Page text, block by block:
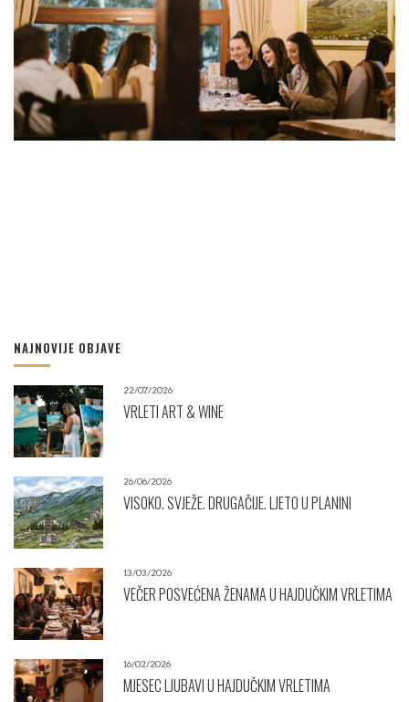
NAJNOVIJE OBJAVE
22/07/2026
VRLETI ART & WINE
26/06/2026
VISOKO. SVJEŽE. DRUGAČIJE. LJETO U PLANINI
13/03/2026
VEČER POSVEĆENA ŽENAMA U HAJDUČKIM VRLETIMA
16/02/2026
MJESEC LJUBAVI U HAJDUČKIM VRLETIMA